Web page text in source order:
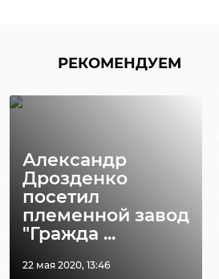
РЕКОМЕНДУЕМ
Александр
Дрозденко
посетил
племенной завод
"Гражда ...
22 мая 2020, 13:46